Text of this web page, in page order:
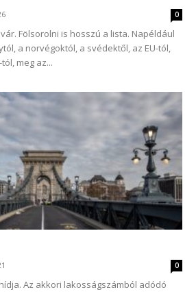
0
Fölsorolni is hosszú a lista. Napéldául
a norvégoktól, a svédektől, az EU-tól,
meg az...
0
Az akkori lakosságszámból adódó